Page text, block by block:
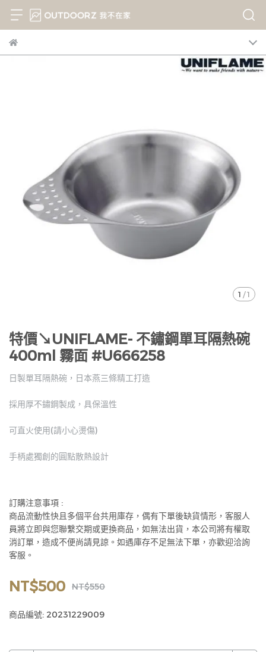
1 /1
特價↘UNIFLAME- 不鏽鋼單耳隔熱碗
400ml 霧面 #U666258
日製單耳隔熱碗，日本燕三條精工打造
採用厚不鏽鋼製成，具保溫性
可直火使用(請小心燙傷)
手柄處獨創的圓點散熱設計
訂購注意事項 :
商品流動性快且多個平台共用庫存，偶有下單後缺貨情形，客服人
員將立即與您聯繫交期或更換商品，如無法出貨，本公司將有權取
消訂單，造成不便尚請見諒。如遇庫存不足無法下單，亦歡迎洽詢
客服。
NT$500 NT$550
商品編號: 20231229009